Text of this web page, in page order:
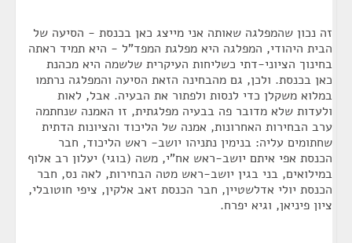
זה נכון שהמפלגה שאותה אני מייצג כאן בכנסת - הסיעה של
הבית היהודי, המפלגה היא מפלגת המפד"ל - היא תמיד ראתה
בחינוך הציוני-דתי כשליחות העיקרית שלשמה היא מכהנת
כאן בכנסת. ולכן, גם מהבחינה הזאת הסיעה והמפלגה נרתמו
במלוא משקלן כדי לנסות ולפתור את הבעיה. אבל, לאות
ולעדות שלא מדובר פה בבעיה מפלגתית, זו האמנה שנחתמה
ערב הבחירות האחרונות, אמנה של הליכוד והציונות הדתית
שחתומים עליה: בנימין נתניהו יושב- ראש הליכוד, חבר
הכנסת אפי איתם יושב-ראש אח"י, משה (בוגי) יעלון רב אלוף
במילואים, בני בגין יושב-ראש מטה הבחירות, לאה נס, חבר
הכנסת יולי אדלשטיין, חבר הכנסת זאב אלקין, ציפי חוטובלי,
ציון פיניאן, וגיא יפרח.